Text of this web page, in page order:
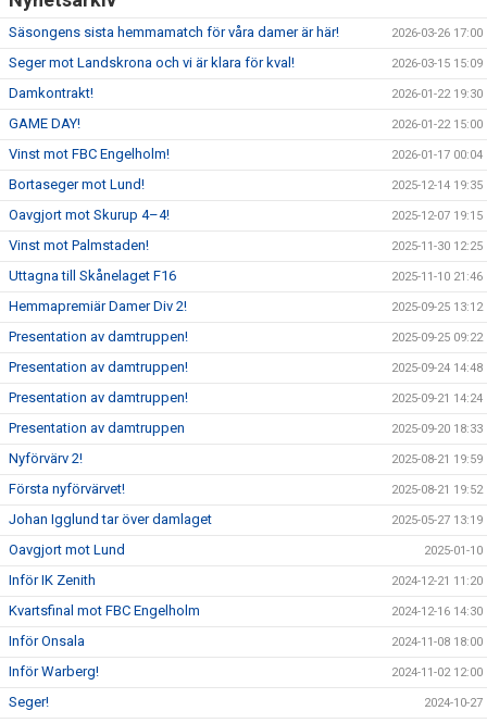
Säsongens sista hemmamatch för våra damer är här! 2026-03-26 17:00
Seger mot Landskrona och vi är klara för kval! 2026-03-15 15:09
Damkontrakt! 2026-01-22 19:30
GAME DAY! 2026-01-22 15:00
Vinst mot FBC Engelholm! 2026-01-17 00:04
Bortaseger mot Lund! 2025-12-14 19:35
Oavgjort mot Skurup 4–4! 2025-12-07 19:15
Vinst mot Palmstaden! 2025-11-30 12:25
Uttagna till Skånelaget F16 2025-11-10 21:46
Hemmapremiär Damer Div 2! 2025-09-25 13:12
Presentation av damtruppen! 2025-09-25 09:22
Presentation av damtruppen! 2025-09-24 14:48
Presentation av damtruppen! 2025-09-21 14:24
Presentation av damtruppen 2025-09-20 18:33
Nyförvärv 2! 2025-08-21 19:59
Första nyförvärvet! 2025-08-21 19:52
Johan Igglund tar över damlaget 2025-05-27 13:19
Oavgjort mot Lund 2025-01-10
Inför IK Zenith 2024-12-21 11:20
Kvartsfinal mot FBC Engelholm 2024-12-16 14:30
Inför Onsala 2024-11-08 18:00
Inför Warberg! 2024-11-02 12:00
Seger! 2024-10-27